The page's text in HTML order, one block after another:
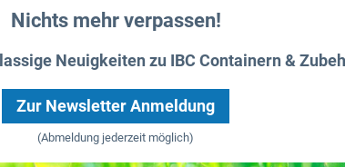
Nichts mehr verpassen!
Neuigkeiten zu IBC Containern &
Zur Newsletter Anmeldung
(Abmeldung jederzeit möglich)